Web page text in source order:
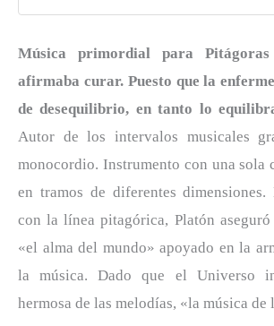
Música primordial para
afirmaba curar. Puesto que la
de desequilibrio, en tanto lo
Autor de los intervalos musicales
monocordio. Instrumento con una sola
en tramos de diferentes dimensiones.
con la línea pitagórica, Platón
«el alma del mundo» apoyado en la
la música. Dado que el Universo
hermosa de las melodías, «la música de